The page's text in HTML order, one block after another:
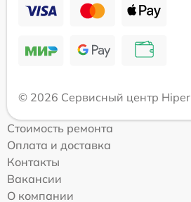
© 2026 Сервисный центр Hiper
Стоимость ремонта
Оплата и доставка
Контакты
Вакансии
О компании